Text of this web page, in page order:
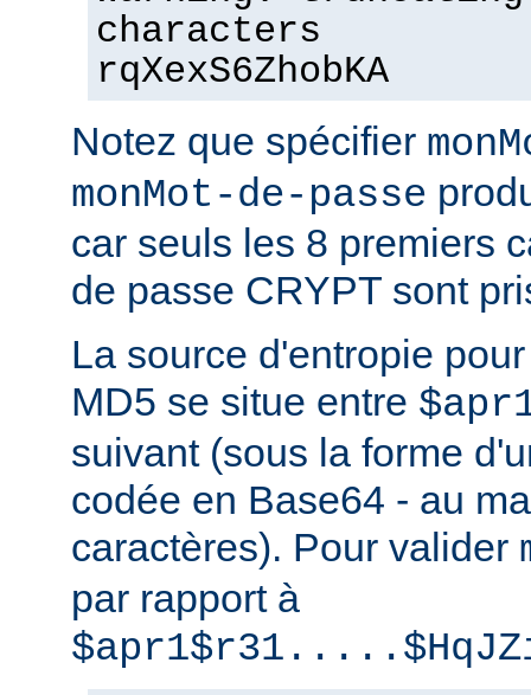
characters
rqXexS6ZhobKA
Notez que spécifier
monMot-de-passe
car seuls les 8 premiers
de passe CRYPT sont
La source d'entropie
MD5 se situe entre
suivant (sous la forme
codée en Base64 - au
caractères). Pour valider
par rapport à